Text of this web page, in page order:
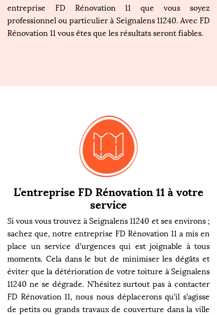
entreprise FD Rénovation 11 que vous soyez
professionnel ou particulier à Seignalens 11240. Avec FD
Rénovation 11 vous êtes que les résultats seront fiables.
L’entreprise FD Rénovation 11 à votre
service
Si vous vous trouvez à Seignalens 11240 et ses environs ;
sachez que, notre entreprise FD Rénovation 11 a mis en
place un service d’urgences qui est joignable à tous
moments. Cela dans le but de minimiser les dégâts et
éviter que la détérioration de votre toiture à Seignalens
11240 ne se dégrade. N’hésitez surtout pas à contacter
FD Rénovation 11, nous nous déplacerons qu’il s’agisse
de petits ou grands travaux de couverture dans la ville